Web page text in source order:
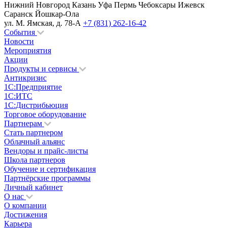
Нижний Новгород Казань Уфа Пермь Чебоксары Ижевск
Саранск Йошкар-Ола
ул. М. Ямская, д. 78-А +7 (831) 262-16-42
События
Новости
Мероприятия
Акции
Продукты и сервисы
Антикризис
1С:Предприятие
1С:ИТС
1С:Дистрибьюция
Торговое оборудование
Партнерам
Стать партнером
Облачный альянс
Вендоры и прайс-листы
Школа партнеров
Обучение и сертификация
Партнёрские программы
Личный кабинет
О нас
О компании
Достижения
Карьера